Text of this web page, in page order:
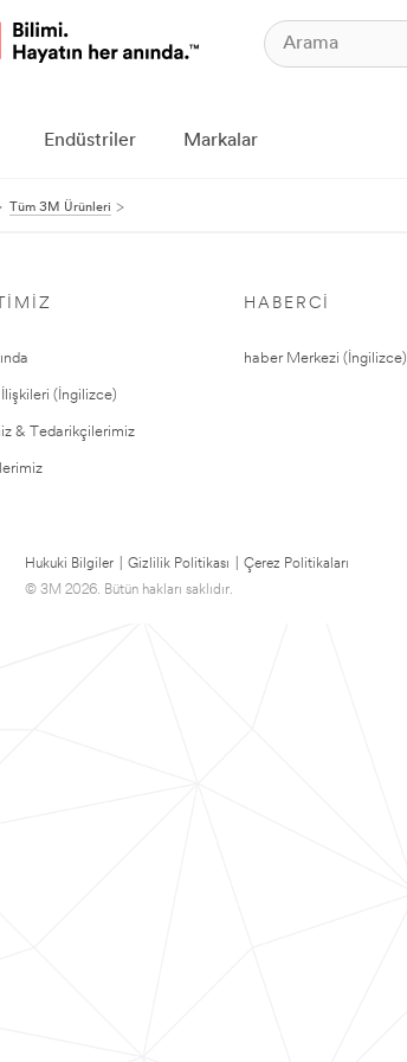
Endüstriler Markalar
Tüm 3M Ürünleri
İlişkileri (İngilizce)
& Tedarikçilerimiz
HABERCI
haber Merkezi (İngilizce)
Hukuki Bilgiler Gizlilik Politikası
Çerez Politikaları
© 3M 2026. Bütün hakları saklıdır.